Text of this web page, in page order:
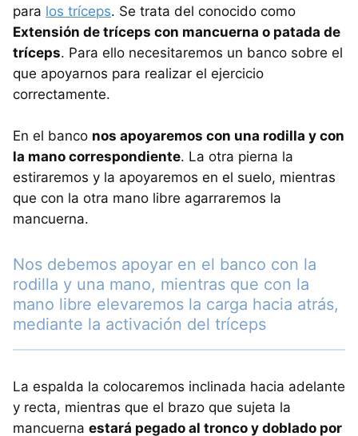
para los tríceps. Se trata del conocido como
Extensión de tríceps con mancuerna o patada de
tríceps. Para ello necesitaremos un banco sobre el
que apoyarnos para realizar el ejercicio
correctamente.
En el banco nos apoyaremos con una rodilla y con
la mano correspondiente. La otra pierna la
estiraremos y la apoyaremos en el suelo, mientras
que con la otra mano libre agarraremos la
mancuerna.
Nos debemos apoyar en el banco con la
rodilla y una mano, mientras que con la
mano libre elevaremos la carga hacia atrás,
mediante la activación del tríceps
La espalda la colocaremos inclinada hacia adelante
y recta, mientras que el brazo que sujeta la
mancuerna estará pegado al tronco y doblado por